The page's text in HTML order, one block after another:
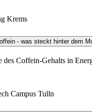
Krems
- was steckt hinter dem
Coffein-Gehalts in
Campus Tulln